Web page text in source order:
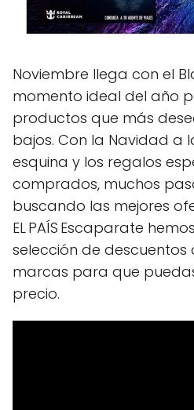
Noviembre llega con el
momento ideal del año
productos que más
bajos. Con la Navidad a
esquina y los regalos
comprados, muchos
buscando las mejores
EL PAÍS Escaparate
selección de descuentos
marcas para que
precio.